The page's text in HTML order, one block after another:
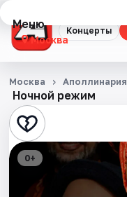
Концерты
Меню
Москва
Концерты
Театр
Стендап
Ночной режим
Москва Аполлинария
0+